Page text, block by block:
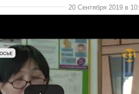
20 Сентября 2019 в